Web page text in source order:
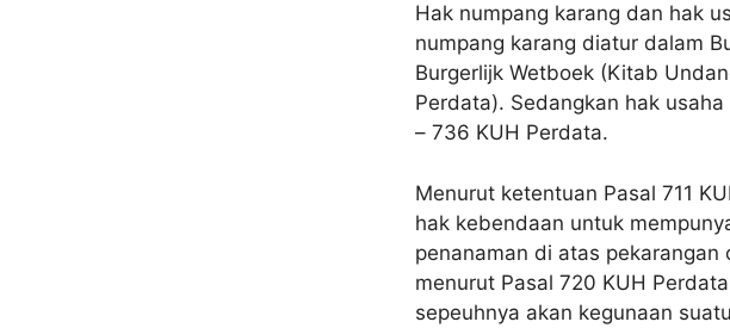
Hak numpang karang dan hak
numpang karang diatur dalam
Burgerlijk Wetboek (Kitab
Perdata). Sedangkan hak
– 736 KUH Perdata.
Menurut ketentuan Pasal 711
hak kebendaan untuk
penanaman di atas pekarangan
menurut Pasal 720 KUH
sepeuhnya akan kegunaan